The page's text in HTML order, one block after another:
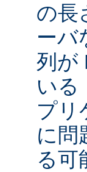
の長
ーバ
列が
いる
プリ
に問
る可